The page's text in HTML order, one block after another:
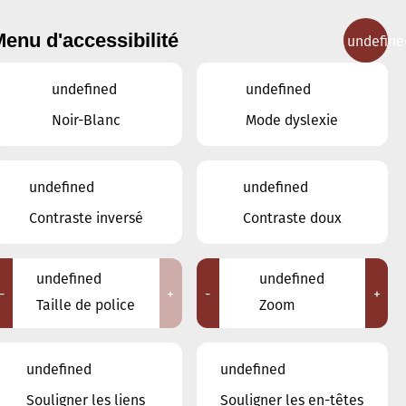
MUSICAL CONTACT
DÉCEMBRE
LUN MER VEN SAM
d'accessibilité
undefined
Noir-Blanc
undefined
Mode dyslexie
undefined
Contraste inversé
undefined
Contraste doux
-
undefined
Taille de police
+ -
undefined
Zoom
+
undefined
Souligner les liens
undefined
Souligner les en-têtes